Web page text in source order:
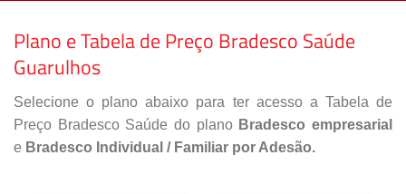
Plano e Tabela de Preço Bradesco Saúde
Guarulhos
Selecione o plano abaixo para ter acesso a Tabela de
Preço Bradesco Saúde do plano Bradesco empresarial
e Bradesco Individual / Familiar por Adesão.